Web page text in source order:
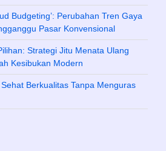
Budgeting’: Perubahan Tren Gaya
Pasar Konvensional
Strategi Jitu Menata Ulang
Kesibukan Modern
Berkualitas Tanpa Menguras